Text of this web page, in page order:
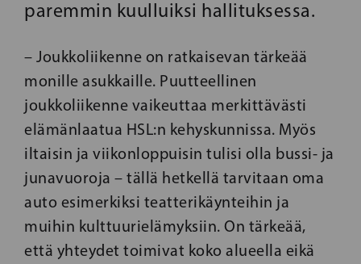
paremmin kuulluiksi hallituksessa.
– Joukkoliikenne on ratkaisevan tärkeää
monille asukkaille. Puutteellinen
joukkoliikenne vaikeuttaa merkittävästi
elämänlaatua HSL:n kehyskunnissa. Myös
iltaisin ja viikonloppuisin tulisi olla bussi- ja
junavuoroja – tällä hetkellä tarvitaan oma
auto esimerkiksi teatterikäynteihin ja
muihin kulttuurielämyksiin. On tärkeää,
että yhteydet toimivat koko alueella eikä